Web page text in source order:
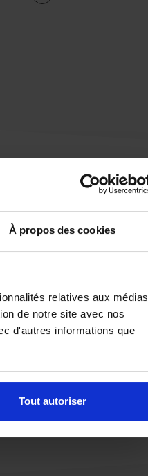
À propos des cookies
relatives aux médias
de notre site avec nos
d'autres informations que
Tout autoriser